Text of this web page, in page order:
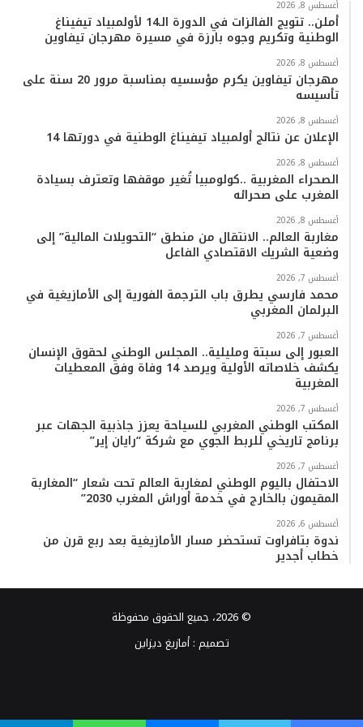
ب
و
ك
ت
ر
و
ب
ت
ق
ر
م
o
k
س
ا
ب
أغسطس 8, 2026
أملن.. تتويج الفائزات في الدورة الـ14 لأولمبياد تيفيناغ
الوطنية وتكريم وجوه بارزة في مسيرة مهرجان تيفاوين
أغسطس 8, 2026
مهرجان تيفاوين يكرم مؤسسيه بمناسبة مرور 20 سنة على
تأسيسه
أغسطس 8, 2026
الإعلان عن نتائج أولمبياد تيفيناغ الوطنية في دورتها 14
أغسطس 8, 2026
الصحراء المغربية ..كولومبيا تُغير موقفها وتعترف بسيادة
المغرب على صحرائه
أغسطس 8, 2026
مغاربة العالم.. الانتقال من منطق “التحويلات المالية” إلى
وضعية الشريك الاقتصادي الفاعل
أغسطس 7, 2026
محمد فارسي يطرق باب الترجمة الفورية إلى الأمازيغية في
البرلمان المغربي
أغسطس 7, 2026
العبور إلى سبتة ومليلية.. المجلس الوطني لحقوق الإنسان
يكشف خلاصاته الأولية ويرصد 14 وفاة وفق المعطيات
المغربية
أغسطس 7, 2026
المكتب الوطني المغربي للسياحة يعزز جاذبية الجهات عبر
برنامج تاريخي للربط الجوي مع شركة “رايان إير”
أغسطس 7, 2026
الاحتفال باليوم الوطني لمغاربة العالم تحت شعار “المغاربة
المقيمون بالخارج في خدمة أوراش المغرب 2030”
أغسطس 6, 2026
ندوة بتافراوت تستحضر مسار الأمازيغية بعد ربع قرن من
خطاب أجدير
© 2026، جميع الحقوق محفوظة
تصميم :أمازيغ ديزاين